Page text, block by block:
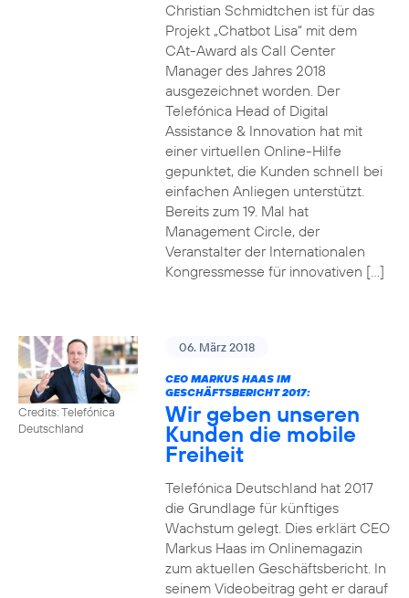
Christian Schmidtchen ist für das
Projekt „Chatbot Lisa“ mit dem
CAt-Award als Call Center
Manager des Jahres 2018
ausgezeichnet worden. Der
Telefónica Head of Digital
Assistance & Innovation hat mit
einer virtuellen Online-Hilfe
gepunktet, die Kunden schnell bei
einfachen Anliegen unterstützt.
Bereits zum 19. Mal hat
Management Circle, der
Veranstalter der Internationalen
Kongressmesse für innovativen […]
Credits: Telefónica
Deutschland
06. März 2018
CEO MARKUS HAAS IM
GESCHÄFTSBERICHT 2017:
Wir geben unseren
Kunden die mobile
Freiheit
Telefónica Deutschland hat 2017
die Grundlage für künftiges
Wachstum gelegt. Dies erklärt CEO
Markus Haas im Onlinemagazin
zum aktuellen Geschäftsbericht. In
seinem Videobeitrag geht er darauf